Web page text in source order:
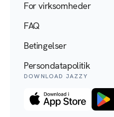
For virksomheder
FAQ
Betingelser
Persondatapolitik
DOWNLOAD JAZZY